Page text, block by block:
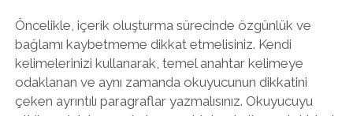
Öncelikle, içerik oluşturma sürecinde özgünlük ve
bağlamı kaybetmeme dikkat etmelisiniz. Kendi
kelimelerinizi kullanarak, temel anahtar kelimeye
odaklanan ve aynı zamanda okuyucunun dikkatini
çeken ayrıntılı paragraflar yazmalısınız. Okuyucuyu